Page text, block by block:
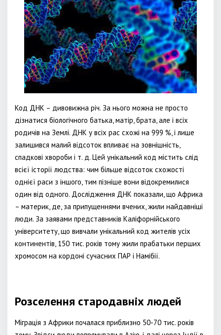
Код ДНК – дивовижна річ. За нього можна не просто
дізнатися біологічного батька, матір, брата, але і всіх
родичів на Землі. ДНК у всіх рас схожі на 999 %, і лише
залишився малий відсоток впливає на зовнішність,
спадкові хвороби і т. д. Цей унікальний код містить слід
всієї історії людства: чим більше відсоток схожості
однієї раси з іншого, тим пізніше вони відокремилися
один від одного. Дослідження ДНК показали, що Африка
– материк, де, за припущеннями вчених, жили найдавніші
люди. За заявами представників Каліфорнійського
університету, що вивчали унікальний код жителів усіх
континентів, 150 тис. років тому жили прабатьки перших
хромосом на кордоні сучасних ПАР і Намібії.
Розселення стародавніх людей
Міграція з Африки почалася приблизно 50-70 тис. років